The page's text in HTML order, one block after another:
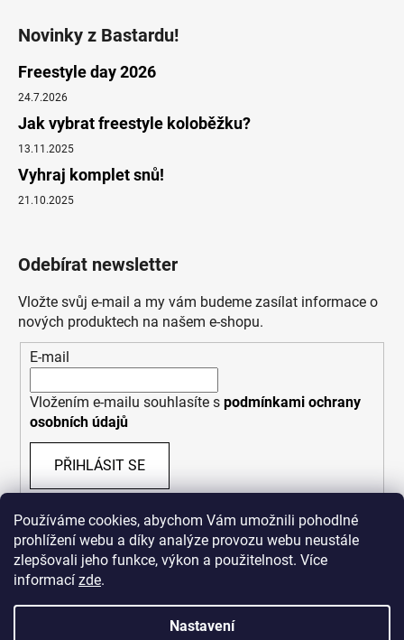
Používáme cookies, abychom Vám umožnili pohodlné
prohlížení webu a díky analýze provozu webu neustále
zlepšovali jeho funkce, výkon a použitelnost. Více
informací zde.
Nastavení
Novinky z Bastardu!
Freestyle day 2026
24.7.2026
Jak vybrat freestyle koloběžku?
13.11.2025
Vyhraj komplet snů!
21.10.2025
Odebírat newsletter
Vložte svůj e-mail a my vám budeme zasílat informace o
nových produktech na našem e-shopu.
E-mail
Vložením e-mailu souhlasíte s podmínkami ochrany
osobních údajů
PŘIHLÁSIT SE